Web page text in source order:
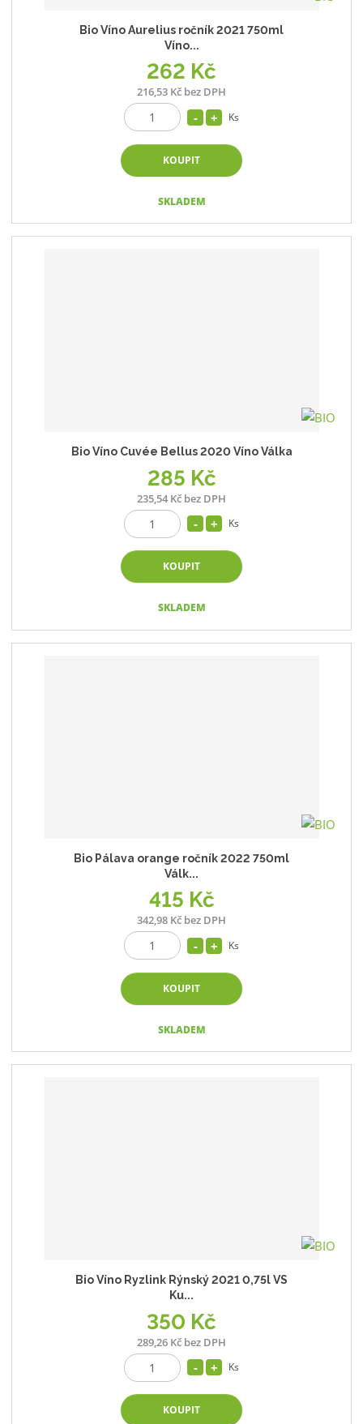
Bio Víno Aurelius ročník 2021 750ml
Víno...
262 Kč
216,53 Kč bez DPH
Ks
KOUPIT
SKLADEM
Bio Víno Cuvée Bellus 2020 Víno Válka
285 Kč
235,54 Kč bez DPH
Ks
KOUPIT
SKLADEM
Bio Pálava orange ročník 2022 750ml
Válk...
415 Kč
342,98 Kč bez DPH
Ks
KOUPIT
SKLADEM
Bio Víno Ryzlink Rýnský 2021 0,75l VS
Ku...
350 Kč
289,26 Kč bez DPH
Ks
KOUPIT